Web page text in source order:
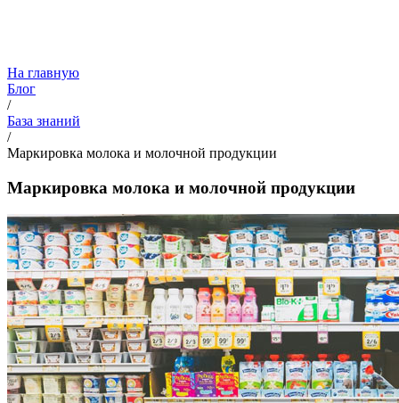
На главную
Блог
/
База знаний
/
Маркировка молока и молочной продукции
Маркировка молока и молочной продукции